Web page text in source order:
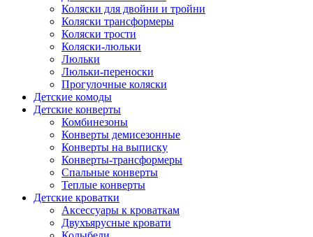
Коляски для двойни и тройни
Коляски трансформеры
Коляски трости
Коляски-люльки
Люльки
Люльки-переноски
Прогулочные коляски
Детские комоды
Детские конверты
Комбинезоны
Конверты демисезонные
Конверты на выписку
Конверты-трансформеры
Спальные конверты
Теплые конверты
Детские кроватки
Аксессуары к кроваткам
Двухъярусные кровати